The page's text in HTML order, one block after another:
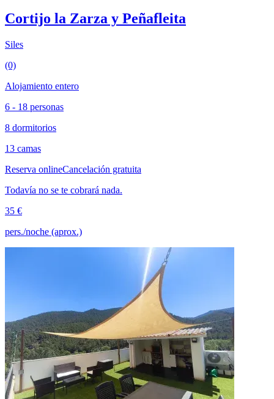
Cortijo la Zarza y Peñafleita
Siles
(0)
Alojamiento entero
6 - 18 personas
8 dormitorios
13 camas
Reserva onlineCancelación gratuita
Todavía no se te cobrará nada.
35 €
pers./noche (aprox.)